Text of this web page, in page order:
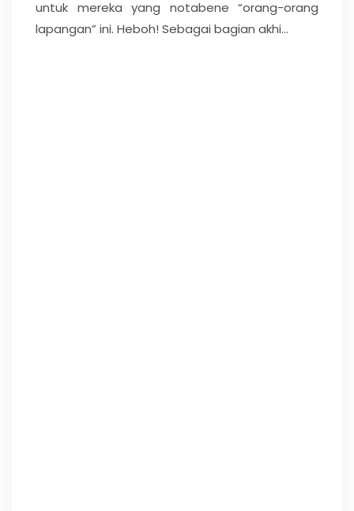
untuk mereka yang notabene “orang-orang
lapangan” ini. Heboh! Sebagai bagian akhi...